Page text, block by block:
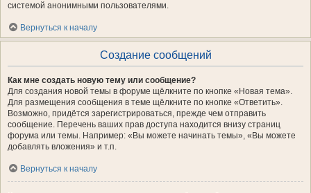
системой анонимными пользователями.
Вернуться к началу
Создание сообщений
Как мне создать новую тему или сообщение?
Для создания новой темы в форуме щёлкните по кнопке «Новая тема».
Для размещения сообщения в теме щёлкните по кнопке «Ответить».
Возможно, придётся зарегистрироваться, прежде чем отправить
сообщение. Перечень ваших прав доступа находится внизу страниц
форума или темы. Например: «Вы можете начинать темы», «Вы можете
добавлять вложения» и т.п.
Вернуться к началу